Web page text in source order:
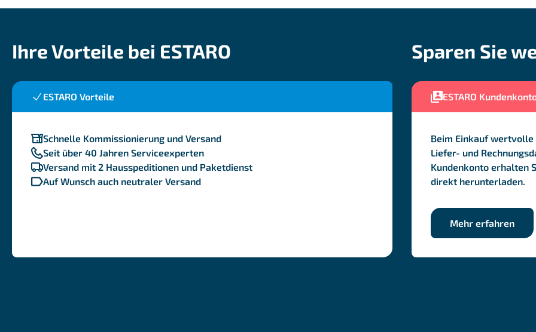
Ihre Vorteile bei ESTARO
ESTARO Vorteile
Schnelle Kommissionierung und Versand
Seit über 40 Jahren Serviceexperten
Versand mit 2 Hausspeditionen und Paketdienst
Auf Wunsch auch neutraler Versand
Sparen Sie
ESTARO
Beim Einkauf wertvolle
Liefer- und
Kundenkonto erhalten
direkt herunterladen.
Mehr erfahren